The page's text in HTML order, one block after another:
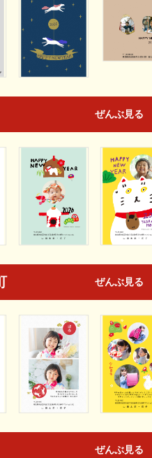
ぜんぶ見る
ぜんぶ見る
ぜんぶ見る